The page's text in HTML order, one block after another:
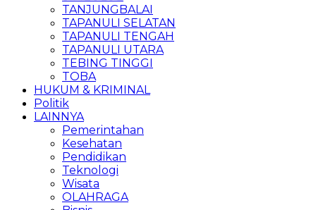
TANJUNGBALAI
TAPANULI SELATAN
TAPANULI TENGAH
TAPANULI UTARA
TEBING TINGGI
TOBA
HUKUM & KRIMINAL
Politik
LAINNYA
Pemerintahan
Kesehatan
Pendidikan
Teknologi
Wisata
OLAHRAGA